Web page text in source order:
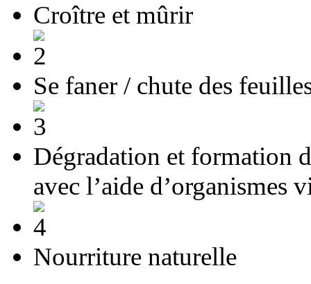
Croître et mûrir
Se faner / chute des
Dégradation et formation
avec l’aide d’organismes
Nourriture naturelle